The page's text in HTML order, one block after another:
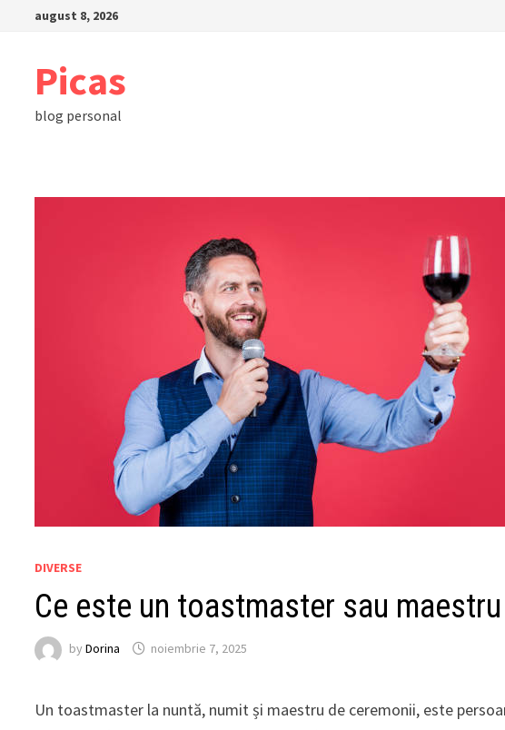
august 8, 2026
Picas
blog personal
DIVERSE
Ce este un toastmaster sau
byDorina noiembrie 7, 2025
Un toastmaster la nuntă, numit și maestru de ceremonii, este